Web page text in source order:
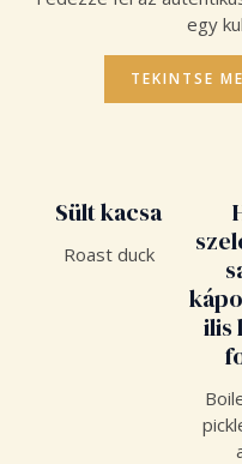
egy
TEKINTSE
Sült kacsa
Roast duck
ilis